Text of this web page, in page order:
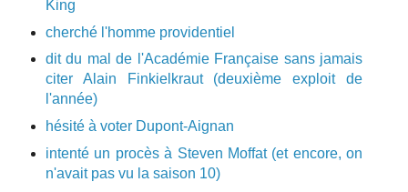
King
cherché l'homme providentiel
dit du mal de l'Académie Française sans jamais
citer Alain Finkielkraut (deuxième exploit de
l'année)
hésité à voter Dupont-Aignan
intenté un procès à Steven Moffat (et encore, on
n'avait pas vu la saison 10)